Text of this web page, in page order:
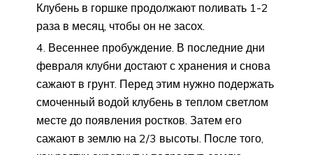
Клубень в горшке продолжают поливать 1-2
раза в месяц, чтобы он не засох.
Весеннее пробуждение. В последние дни
февраля клубни достают с хранения и снова
сажают в грунт. Перед этим нужно подержать
смоченный водой клубень в теплом светлом
месте до появления ростков. Затем его
сажают в землю на 2/3 высоты. После того,